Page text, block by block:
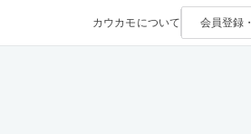
カウカモについて 会員登録・